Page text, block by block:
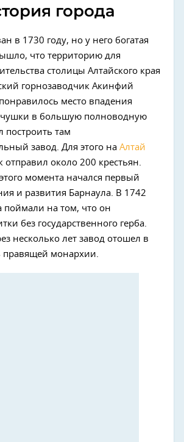
города
в 1730 году, но у него богатая
что территорию для
столицы Алтайского края
горнозаводчик Акинфий
место впадения
в большую полноводную
построить там
завод. Для этого на Алтай
отправил около 200 крестьян.
момента начался первый
и развития Барнаула. В 1742
поймали на том, что он
без государственного герба.
несколько лет завод отошел в
правящей монархии.